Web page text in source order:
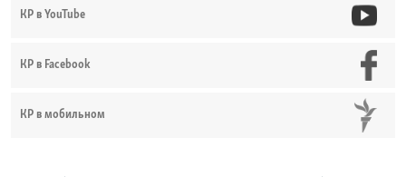
КР в YouTube
КР в Facebook
КР в мобильном